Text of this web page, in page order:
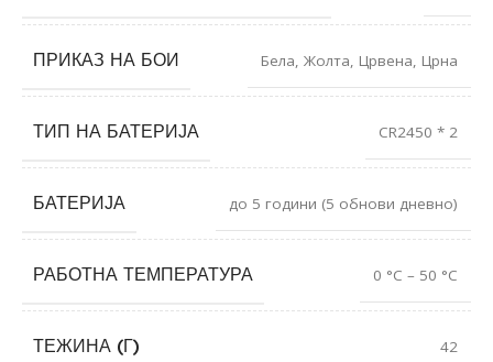
ПРИКАЗ НА БОИ Бела Жолта Црвена Црна
ТИП НА БАТЕРИЈА CR2450 * 2
БАТЕРИЈА до 5 години (5 обнови дневно)
РАБОТНА ТЕМПЕРАТУРА 0 °C – 50 °C
ТЕЖИНА (Г) 42